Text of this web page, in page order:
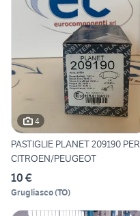
4
PASTIGLIE PLANET 209190 PER
CITROEN/PEUGEOT
10 €
Grugliasco(TO)